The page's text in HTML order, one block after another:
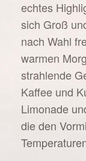
echtes
sich Groß
nach Wahl
warmen
strahlende
Kaffee und
Limonade
die den